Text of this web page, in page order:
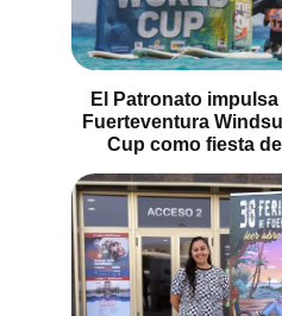
El Patronato
Fuerteventura
Cup como fiesta